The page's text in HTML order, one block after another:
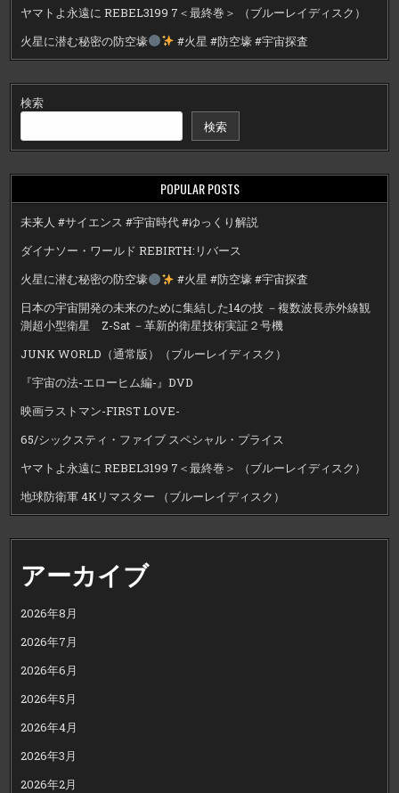
ヤマトよ永遠に REBEL3199 7＜最終巻＞ （ブルーレイディスク）
火星に潜む秘密の防空壕
#火星 #防空壕 #宇宙探査
検索
検索
POPULAR POSTS
未来人 #サイエンス #宇宙時代 #ゆっくり解説
ダイナソー・ワールド REBIRTH:リバース
火星に潜む秘密の防空壕
#火星 #防空壕 #宇宙探査
日本の宇宙開発の未来のために集結した14の技 －複数波長赤外線観
測超小型衛星 Z-Sat －革新的衛星技術実証２号機
JUNK WORLD（通常版）（ブルーレイディスク）
『宇宙の法-エローヒム編-』DVD
映画ラストマン-FIRST LOVE-
65/シックスティ・ファイブ スペシャル・プライス
ヤマトよ永遠に REBEL3199 7＜最終巻＞ （ブルーレイディスク）
地球防衛軍 4Kリマスター （ブルーレイディスク）
アーカイブ
2026年8月
2026年7月
2026年6月
2026年5月
2026年4月
2026年3月
2026年2月